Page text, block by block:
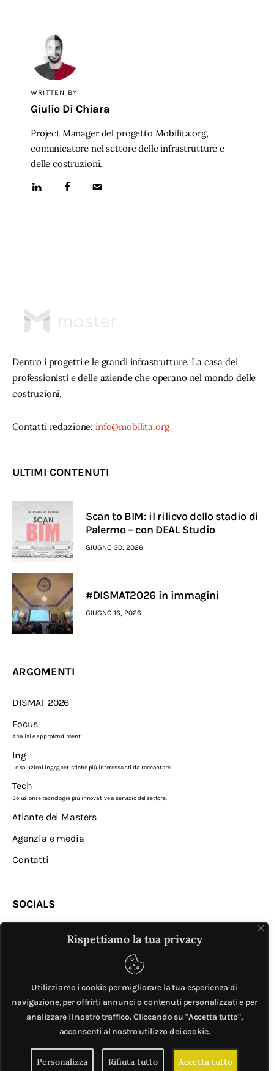
Rispettiamo la tua privacy
Utilizziamo i cookie per migliorare la tua esperienza di
navigazione, per offrirti annunci o contenuti personalizzati e per
analizzare il nostro traffico. Cliccando su "Accetta tutto",
acconsenti al nostro utilizzo dei cookie.
Personalizza Rifiuta tutto Accetta tutto
WRITTEN BY
Giulio Di Chiara
Project Manager del progetto Mobilita.org,
comunicatore nel settore delle infrastrutture e
delle costruzioni.
Dentro i progetti e le grandi infrastrutture. La casa dei
professionisti e delle aziende che operano nel mondo delle
costruzioni.
Contatti redazione: info@mobilita.org
ULTIMI CONTENUTI
Scan to BIM: il rilievo dello stadio di
Palermo – con DEAL Studio
GIUGNO 30, 2026
#DISMAT2026 in immagini
GIUGNO 16, 2026
ARGOMENTI
DISMAT 2026
Focus
Analisi e approfondimenti.
Ing
Le soluzioni ingegneristiche più interessanti da raccontare.
Tech
Soluzioni e tecnologie più innovative a servizio del settore.
Atlante dei Masters
Agenzia e media
Contatti
SOCIALS
MASTER © è un progetto diMobilita.org. All Rights
Reserved. | Giubox – C.F: DCHGLI85R10G273Z – P.IVA
06776720820 –Privacy e cookie policy